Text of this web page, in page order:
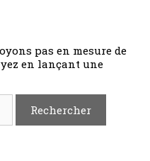
pas en mesure de
en lançant une